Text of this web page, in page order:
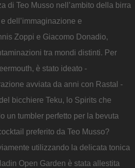
di Teo Musso nell’ambito della birra
dell’immaginazione e
Zoppi e Giacomo Donadio,
tra mondi distinti. Per
è stato ideato -
avviata da anni con Rastal -
bicchiere Teku, lo Spirits che
un tumbler perfetto per la bevuta
preferito da Teo Musso?
utilizzando la delicata tonica
Open Garden è stata allestita